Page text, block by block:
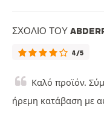
ΣΧΌΛΙΟ ΤΟΥ
4/5
Καλό προϊόν.
ήρεμη κατάβαση με